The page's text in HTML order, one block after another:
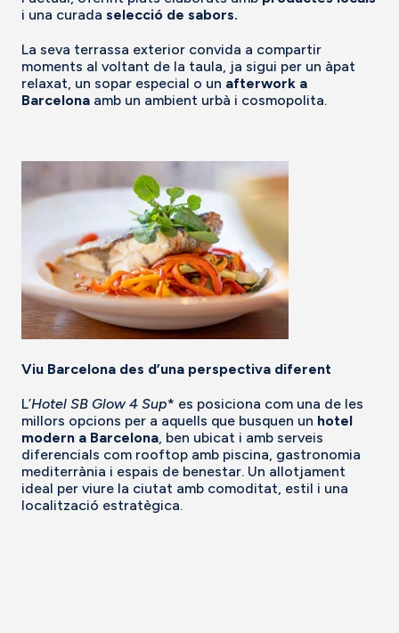
i una curada selecció de sabors.
La seva terrassa exterior convida a compartir
moments al voltant de la taula, ja sigui per un àpat
relaxat, un sopar especial o un afterwork a
Barcelona amb un ambient urbà i cosmopolita.
Viu Barcelona des d’una perspectiva diferent
L’Hotel SB Glow 4 Sup* es posiciona com una de les
millors opcions per a aquells que busquen un hotel
modern a Barcelona , ben ubicat i amb serveis
diferencials com rooftop amb piscina, gastronomia
mediterrània i espais de benestar. Un allotjament
ideal per viure la ciutat amb comoditat, estil i una
localització estratègica.